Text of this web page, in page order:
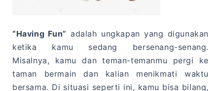
“Having Fun” adalah ungkapan yang digunakan
ketika kamu sedang bersenang-senang.
Misalnya, kamu dan teman-temanmu pergi ke
taman bermain dan kalian menikmati waktu
bersama. Di situasi seperti ini, kamu bisa bilang,